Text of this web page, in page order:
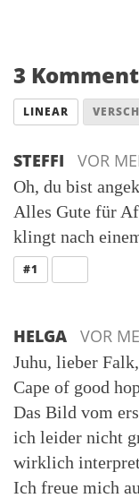
3
LINEAR
STEFFI VOR
Oh, du bist
Alles Gute für
klingt nach
#1
HELGA VOR
Juhu, lieber
Cape of good
Das Bild vom
ich leider nicht
wirklich
Ich freue mich